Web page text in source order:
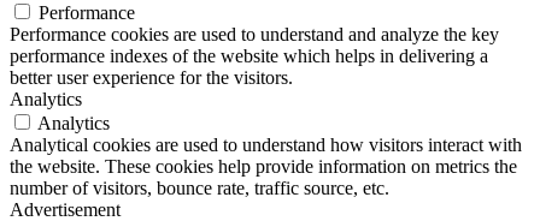
Performance
Performance cookies are used to understand and analyze the key
performance indexes of the website which helps in delivering a
better user experience for the visitors.
Analytics
Analytics
Analytical cookies are used to understand how visitors interact with
the website. These cookies help provide information on metrics the
number of visitors, bounce rate, traffic source, etc.
Advertisement